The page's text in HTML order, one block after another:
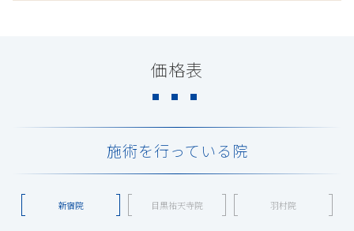
価格表
施術を行っている院
新宿院 目黒祐天寺院 羽村院